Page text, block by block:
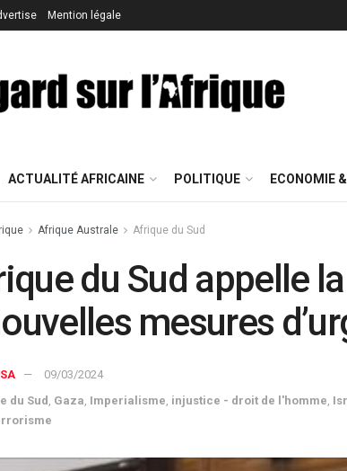
Mention légale
ACTUALITÉ AFRICAINE POLITIQUE ECONOMIE
Afrique Australe Afrique du Sud
du Sud appelle
mesures
09/03/2024
du Sud Gaza Imperialisme injustice - droit de l'homme